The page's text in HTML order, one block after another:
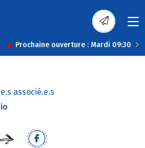
Prochaine ouverture : Mardi 09:30
associé.e.s